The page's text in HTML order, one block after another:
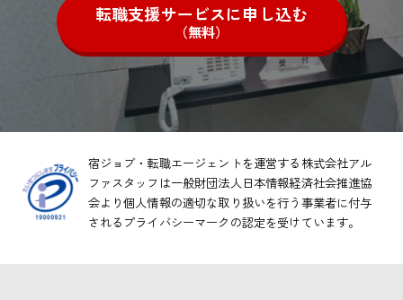
転職支援サービスに申し込む
（無料）
宿ジョブ・転職エージェントを運営する株式会社アル
ファスタッフは一般財団法人日本情報経済社会推進協
会より個人情報の適切な取り扱いを行う事業者に付与
されるプライバシーマークの認定を受けています。